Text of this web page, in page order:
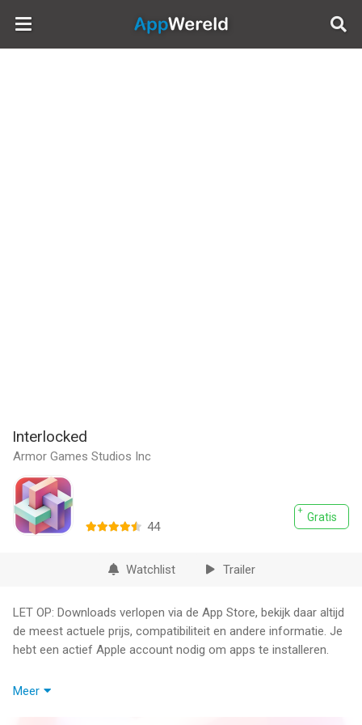
AppWereld
Interlocked
Armor Games Studios Inc
Gratis
44
Watchlist Trailer
LET OP: Downloads verlopen via de App Store, bekijk daar altijd
de meest actuele prijs, compatibiliteit en andere informatie. Je
hebt een actief Apple account nodig om apps te installeren.
Are you smart enough to unlock the secret?
Meer